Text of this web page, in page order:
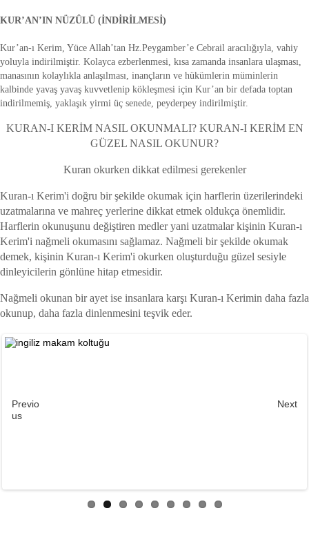
KUR’AN’IN NÜZÛLÜ (İNDİRİLMESİ)
Kur’an-ı Kerim, Yüce Allah’tan Hz.Peygamber’e Cebrail aracılığıyla, vahiy
yoluyla indirilmiştir. Kolayca ezberlenmesi, kısa zamanda insanlara ulaşması,
manasının kolaylıkla anlaşılması, inançların ve hükümlerin müminlerin
kalbinde yavaş yavaş kuvvetlenip kökleşmesi için Kur’an bir defada toptan
indirilmemiş, yaklaşık yirmi üç senede, peyderpey indirilmiştir.
KURAN-I KERİM NASIL OKUNMALI? KURAN-I KERİM EN
GÜZEL NASIL OKUNUR?
Kuran okurken dikkat edilmesi gerekenler
Kuran-ı Kerim'i doğru bir şekilde okumak için harflerin üzerilerindeki
uzatmalarına ve mahreç yerlerine dikkat etmek oldukça önemlidir.
Harflerin okunuşunu değiştiren medler yani uzatmalar kişinin Kuran-ı
Kerim'i nağmeli okumasını sağlamaz. Nağmeli bir şekilde okumak
demek, kişinin Kuran-ı Kerim'i okurken oluşturduğu güzel sesiyle
dinleyicilerin gönlüne hitap etmesidir.
Nağmeli okunan bir ayet ise insanlara karşı Kuran-ı Kerimin daha fazla
okunup, daha fazla dinlenmesini teşvik eder.
Previo
us
Next